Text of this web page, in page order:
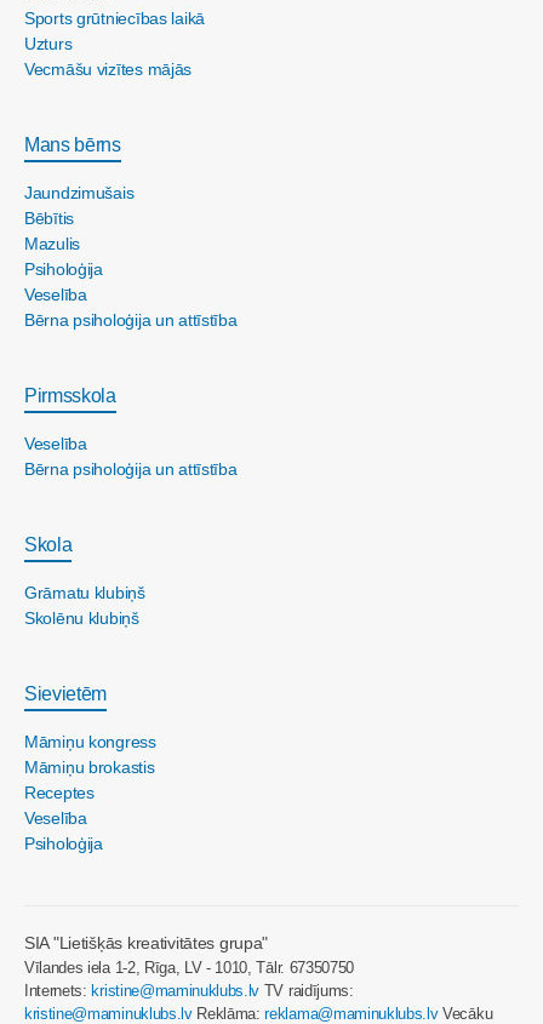
Sports grūtniecības laikā
Uzturs
Vecmāšu vizītes mājās
Mans bērns
Jaundzimušais
Bēbītis
Mazulis
Psiholoģija
Veselība
Bērna psiholoģija un attīstība
Pirmsskola
Veselība
Bērna psiholoģija un attīstība
Skola
Grāmatu klubiņš
Skolēnu klubiņš
Sievietēm
Māmiņu kongress
Māmiņu brokastis
Receptes
Veselība
Psiholoģija
SIA "Lietišķās kreativitātes grupa"
Vīlandes iela 1-2, Rīga, LV - 1010, Tālr. 67350750
Internets:kristine@maminuklubs.lv TV raidījums:
kristine@maminuklubs.lvReklāma:reklama@maminuklubs.lvVecāku